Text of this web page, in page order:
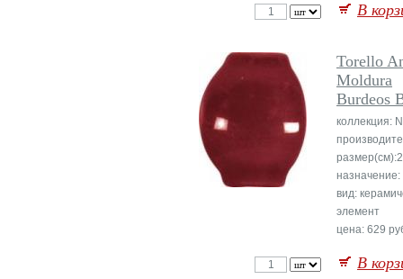
В
Torello
Moldura
Burdeos
коллекция:
вид:
элемент
цена: 629
В